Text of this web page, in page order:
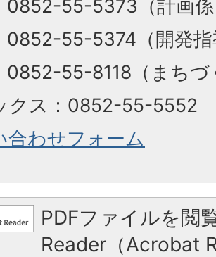
0852-55-5373（計画
0852-55-5374（開発指
0852-55-8118（まちづ
クス：0852-55-5552
合わせフォーム
PDFファイルを閲
Reader（Acrobat